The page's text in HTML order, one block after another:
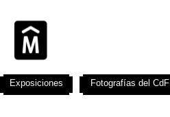
Exposiciones Fotografías del CdF